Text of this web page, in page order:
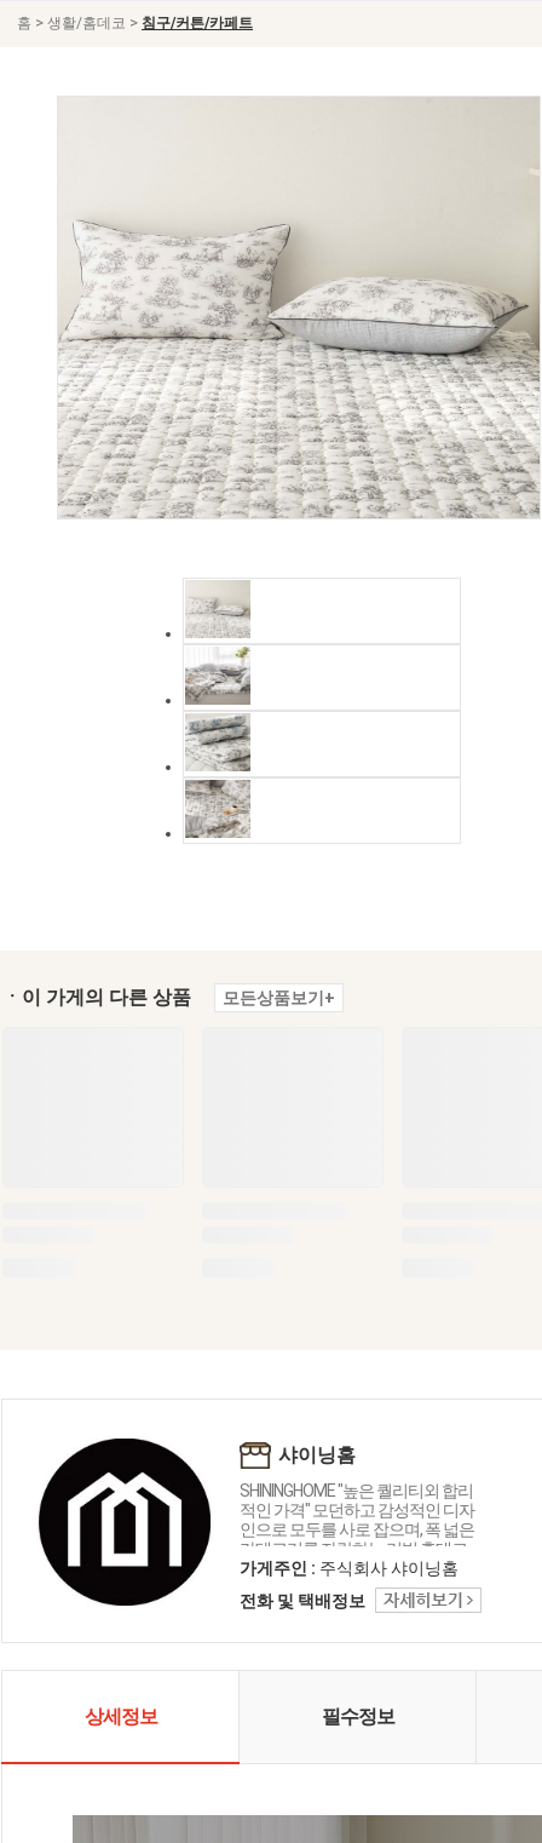
홈 > 생활/홈데코 > 침구/커튼/카페트
ㆍ이 가게의 다른 상품 모든상품보기+
샤이닝홈
SHININGHOME "높은 퀄리티외 합리
적인 가격" 모던하고 감성적인 디자
인으로 모두를 사로 잡으며, 폭 넓은
카테고리를 자랑하는 리빙 홈데코
인테리어 샤이닝홈입니다.
가게주인 : 주식회사 샤이닝홈
전화 및 택배정보
상세정보 필수정보